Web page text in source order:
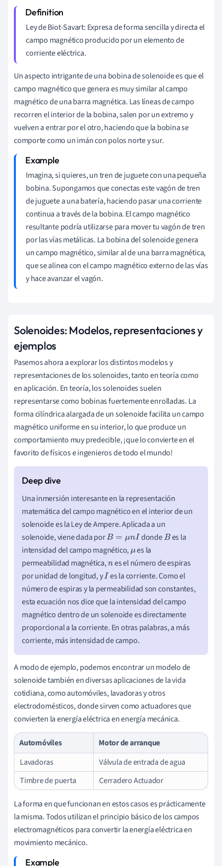
Ley de Biot-Savart: Expresa de forma sencilla y directa el
campo magnético producido por un elemento de
corriente eléctrica.
Un aspecto intrigante de una bobina de solenoide es que el
campo magnético que genera es muy similar al campo
magnético de una barra magnética. Las líneas de campo
recorren el interior de la bobina, salen por un extremo y
vuelven a entrar por el otro, haciendo que la bobina se
comporte como un imán con polos norte y sur.
Imagina, si quieres, un tren de juguete con una pequeña
bobina. Supongamos que conectas este vagón de tren
de juguete a una batería, haciendo pasar una corriente
continua a través de la bobina. El campo magnético
resultante podría utilizarse para mover tu vagón de tren
por las vías metálicas. La bobina del solenoide genera
un campo magnético, similar al de una barra magnética,
que se alinea con el campo magnético externo de las vías
y hace avanzar el vagón.
Solenoides: Modelos, representaciones y
ejemplos
Pasemos ahora a explorar los distintos modelos y
representaciones de los solenoides, tanto en teoría como
en aplicación. En teoría, los solenoides suelen
representarse como bobinas fuertemente enrolladas. La
forma cilíndrica alargada de un solenoide facilita un campo
magnético uniforme en su interior, lo que produce un
comportamiento muy predecible, ¡que lo convierte en el
favorito de físicos e ingenieros de todo el mundo!
Una inmersión interesante en la representación
matemática del campo magnético en el interior de un
solenoide es la Ley de Ampere. Aplicada a un
solenoide, viene dada porB= μn I dondeB es la
intensidad del campo magnético,μes la
permeabilidad magnética,n es el número de espiras
por unidad de longitud, yI es la corriente. Como el
número de espiras y la permeabilidad son constantes,
esta ecuación nos dice que la intensidad del campo
magnético dentro de un solenoide es directamente
proporcional a la corriente. En otras palabras, a más
corriente, más intensidad de campo.
A modo de ejemplo, podemos encontrar un modelo de
solenoide también en diversas aplicaciones de la vida
cotidiana, como automóviles, lavadoras y otros
electrodomésticos, donde sirven como actuadores que
convierten la energía eléctrica en energía mecánica.
Automóviles
Motor de arranque
Lavadoras
Válvula de entrada de agua
Timbre de puerta
Cerradero Actuador
La forma en que funcionan en estos casos es prácticamente
la misma. Todos utilizan el principio básico de los campos
electromagnéticos para convertir la energía eléctrica en
movimiento mecánico.